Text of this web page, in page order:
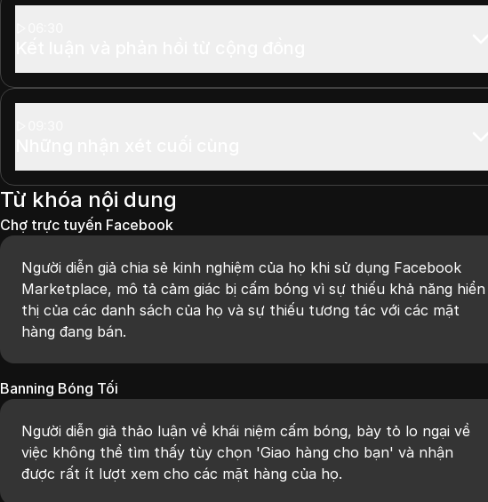
Từ khóa nội dung
Chợ trực tuyến Facebook
Người diễn giả chia sẻ kinh nghiệm của họ khi sử dụng Facebook
Marketplace, mô tả cảm giác bị cấm bóng vì sự thiếu khả năng hiển
thị của các danh sách của họ và sự thiếu tương tác với các mặt
hàng đang bán.
Banning Bóng Tối
Người diễn giả thảo luận về khái niệm cấm bóng, bày tỏ lo ngại về
việc không thể tìm thấy tùy chọn 'Giao hàng cho bạn' và nhận
được rất ít lượt xem cho các mặt hàng của họ.